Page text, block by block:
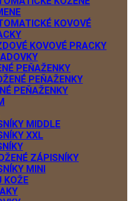
KOVOVÉ
KOVOVÉ PRACKY
PEŇAŽENKY
PEŇAŽENKY
PEŇAŽENKY
MIDDLE
XXL
ZÁPISNÍKY
MINI
KOŽE